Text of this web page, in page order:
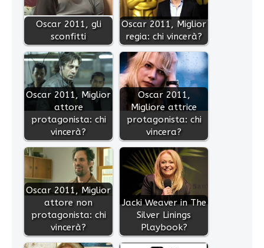
Oscar 2011, gli
sconfitti
Oscar 2011, Miglior
regia: chi vincerà?
Oscar 2011, Miglior
attore
protagonista: chi
vincerà?
Oscar 2011,
Migliore attrice
protagonista: chi
vincera?
Oscar 2011, Miglior
attore non
protagonista: chi
vincerà?
Jacki Weaver in The
Silver Linings
Playbook?